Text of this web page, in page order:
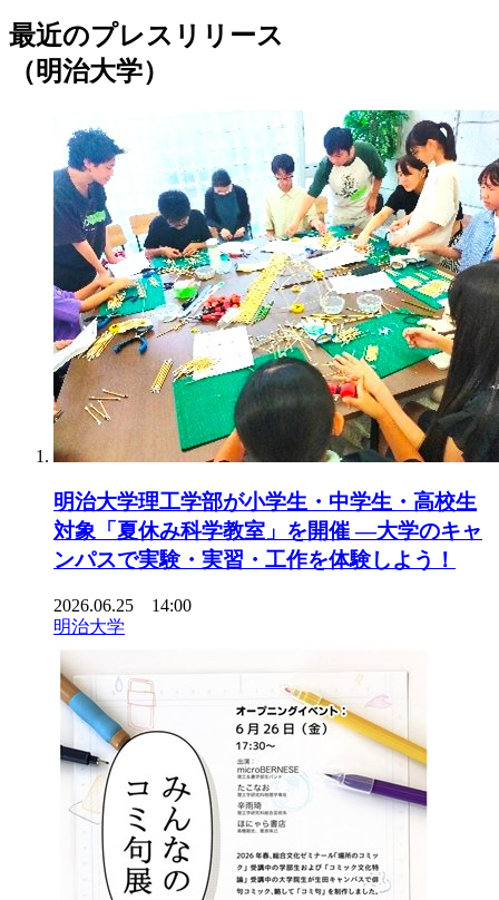
最近のプレスリリース
（明治大学）
明治大学理工学部が小学生・中学生・高校生
対象「夏休み科学教室」を開催 ―大学のキャ
ンパスで実験・実習・工作を体験しよう！
2026.06.25 14:00
明治大学